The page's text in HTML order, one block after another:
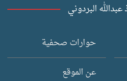
البردوني
حوارات صحفية
عن الموقع